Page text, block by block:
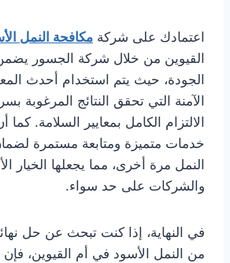
اعتمادك على شركة مكافحة النمل
القيوين من خلال شركة الجسور
الجودة، حيث يتم استخدام أحدث
الآمنة التي تحقق النتائج المرغوبة
الالتزام الكامل بمعايير السلامة.
خدمات متميزة ومتابعة مستمرة
النمل مرة أخرى، مما يجعلها الخيار
والشركات على حد سواء.
في النهاية، إذا كنت تبحث عن حل
من النمل الأسود في أم القيوين،